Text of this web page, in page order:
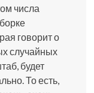
числа
говорит о
случайных
будет
То есть,